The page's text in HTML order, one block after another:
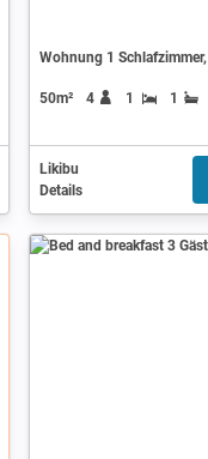
Wohnung 1
50m² 4 1 1
Likibu
Details